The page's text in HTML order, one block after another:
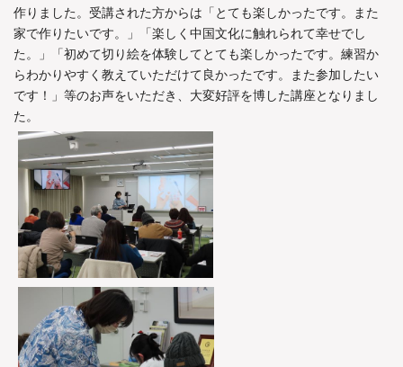
作りました。受講された方からは「とても楽しかったです。また
家で作りたいです。」「楽しく中国文化に触れられて幸せでし
た。」「初めて切り絵を体験してとても楽しかったです。練習か
らわかりやすく教えていただけて良かったです。また参加したい
です！」等のお声をいただき、大変好評を博した講座となりまし
た。